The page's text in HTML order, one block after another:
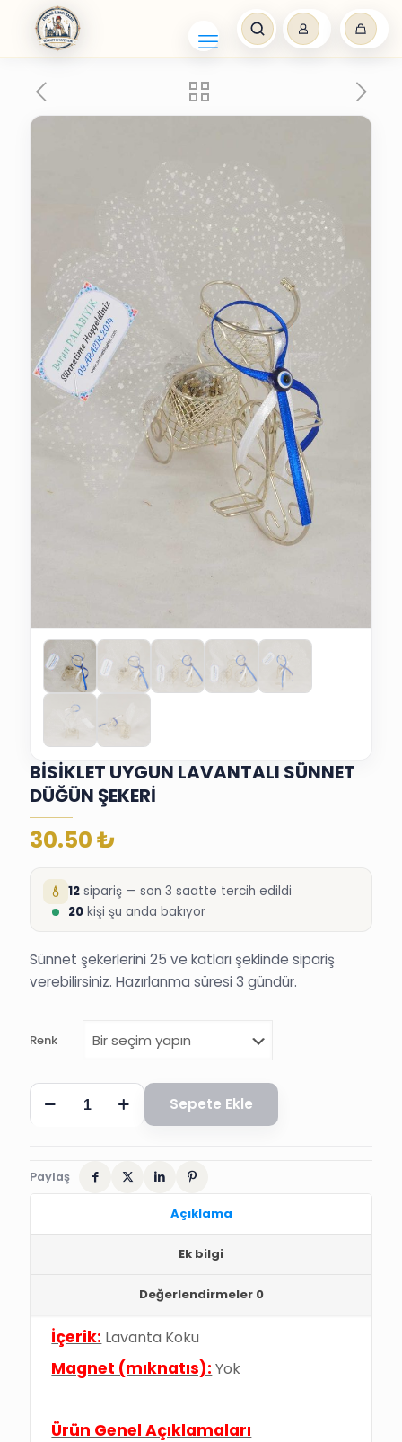
BİSİKLET UYGUN LAVANTALI SÜNNET
DÜĞÜN ŞEKERİ
30.50₺
12 sipariş — son 3 saatte tercih edildi
20 kişi şu anda bakıyor
Sünnet şekerlerini 25 ve katları şeklinde sipariş
verebilirsiniz. Hazırlanma süresi 3 gündür.
Renk
BİSİKLET
UYGUN
ŞEKERİ
Sepete Ekle
Paylaş
Açıklama
Ek bilgi
Değerlendirmeler 0
İçerik: Lavanta Koku
Magnet (mıknatıs): Yok
Ürün Genel Açıklamaları